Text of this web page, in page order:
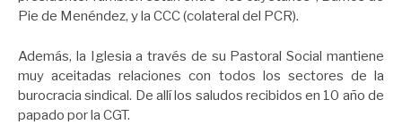
Pie de Menéndez, y la CCC (colateral del PCR).
Además, la Iglesia a través de su Pastoral Social mantiene
muy aceitadas relaciones con todos los sectores de la
burocracia sindical. De allí los saludos recibidos en 10 año de
papado por la CGT.